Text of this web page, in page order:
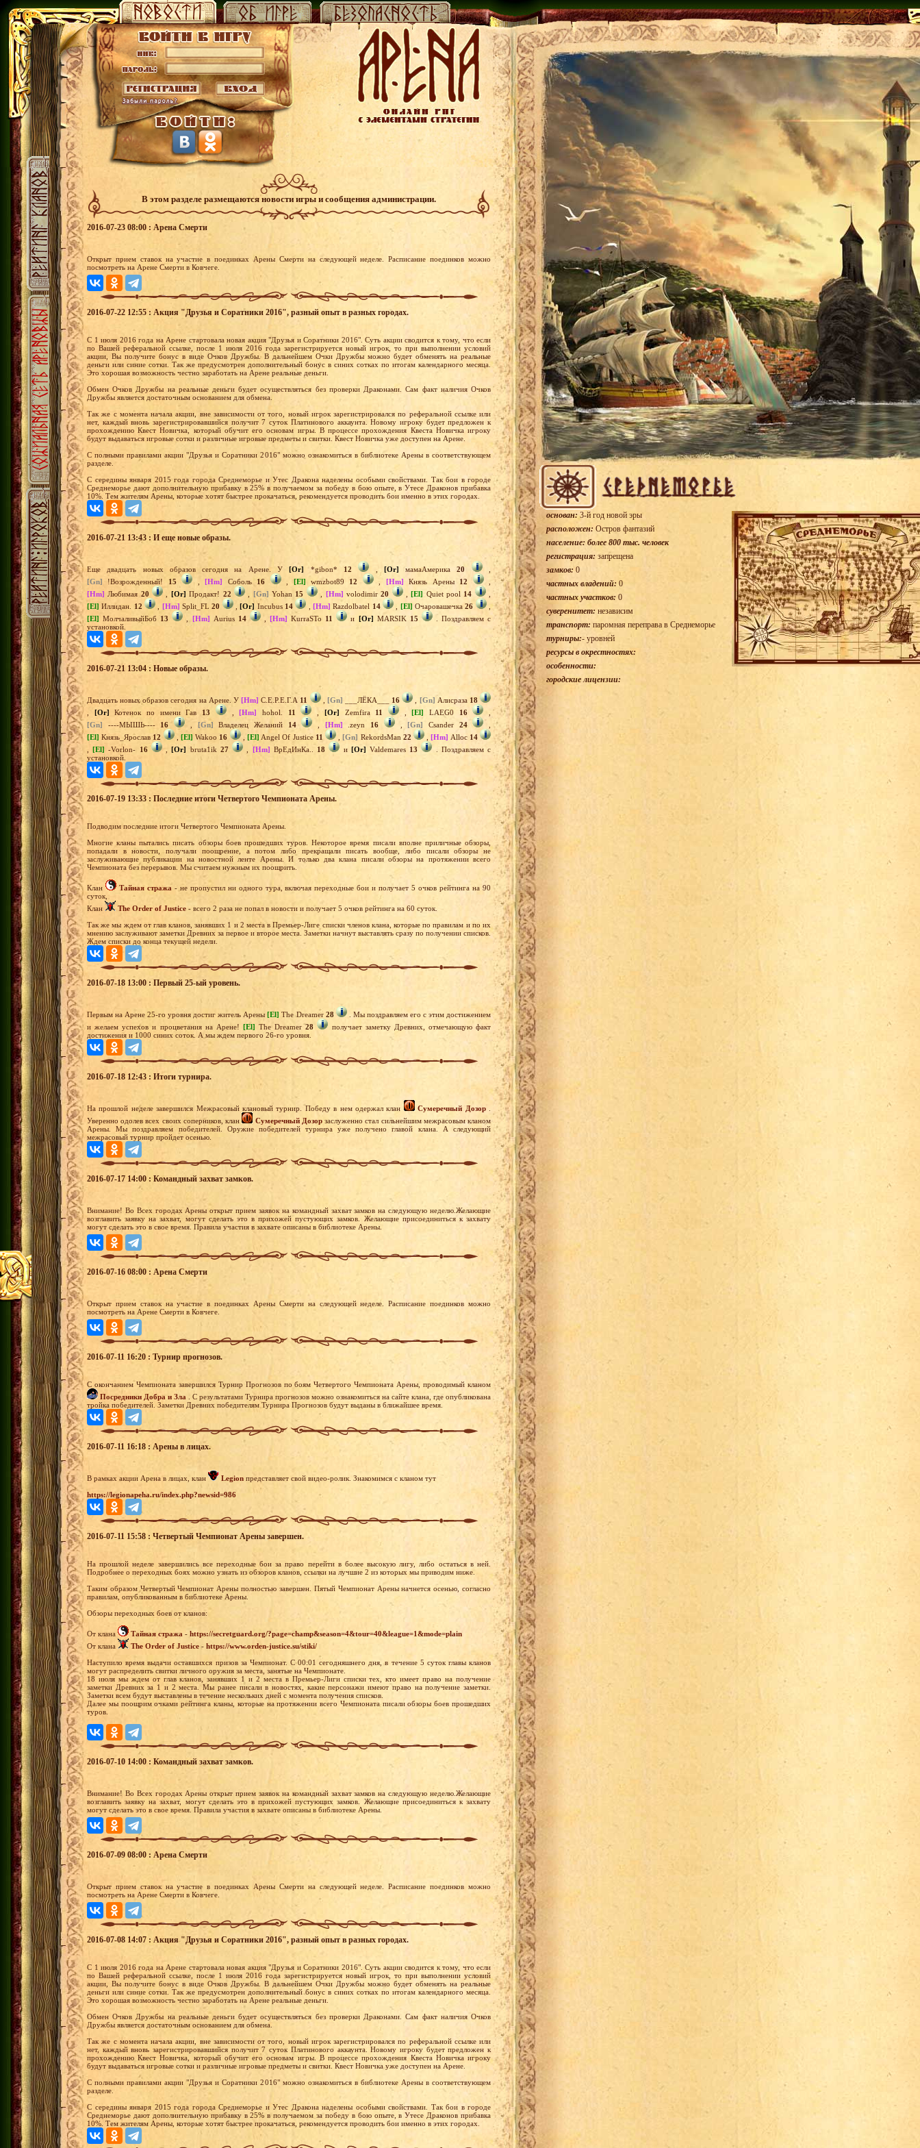
В этом разделе размещаются новости игры и сообщения администрации.
2016-07-23 08:00 : Арена Смерти
Открыт прием ставок на участие в поединках Арены Смерти на следующей неделе. Расписание поединков можно
посмотреть на Арене Смерти в Ковчеге.
2016-07-22 12:55 : Акция "Друзья и Соратники 2016", разный опыт в разных городах.
С 1 июля 2016 года на Арене стартовала новая акция "Друзья и Соратники 2016". Суть акции сводится к тому, что если
по Вашей реферальной ссылке, после 1 июля 2016 года зарегистрируется новый игрок, то при выполнении условий
акции, Вы получите бонус в виде Очков Дружбы. В дальнейшем Очки Дружбы можно будет обменять на реальные
деньги или синие сотки. Так же предусмотрен дополнительный бонус в синих сотках по итогам календарного месяца.
Это хорошая возможность честно заработать на Арене реальные деньги.
Обмен Очков Дружбы на реальные деньги будет осуществляться без проверки Драконами. Сам факт наличия Очков
Дружбы является достаточным основанием для обмена.
Так же с момента начала акции, вне зависимости от того, новый игрок зарегистрировался по реферальной ссылке или
нет, каждый вновь зарегистрировавшийся получит 7 суток Платинового аккаунта. Новому игроку будет предложен к
прохождению Квест Новичка, который обучит его основам игры. В процессе прохождения Квеста Новичка игроку
будут выдаваться игровые сотки и различные игровые предметы и свитки. Квест Новичка уже доступен на Арене.
С полными правилами акции "Друзья и Соратники 2016" можно ознакомиться в библиотеке Арены в соответствующем
разделе.
С середины января 2015 года города Среднеморье и Утес Дракона наделены особыми свойствами. Так бои в городе
Среднеморье дают дополнительную прибавку в 25% в получаемом за победу в бою опыте, в Утесе Драконов прибавка
10%. Тем жителям Арены, которые хотят быстрее прокачаться, рекомендуется проводить бои именно в этих городах.
2016-07-21 13:43 : И еще новые образы.
Еще двадцать новых образов сегодня на Арене. У[Or] *gibon* 12 [Or] мамаАмерика20
,
[Gn] !Возрожденный! 15 ,[Hm] Соболь 16 , [El] wmzbot89 12 , [Hm] Князь Арены 12
,
[Hm] Любимая 20 [Or] Продакт! 22 , [Gn] Yohan 15 , [Hm] volodimir20 ,[El] Quiet pool 14
,
[El] Иллидан. 12 [Hm] Split_FL20 ,[Or] Incubus 14 ,[Hm] Razdolbatel 14 [El] Очаровашечка26
,
[El] МолчаливыйБоб 13 [Hm] Aurius 14 ,[Hm] KurraSTo 11 и [Or] MARSIK 15
. Поздравляем с
установкой.
2016-07-21 13:04 : Новые образы.
Двадцать новых образов сегодня на Арене. У[Hm] С.Е.Р.Е.Г.А 11 , [Gn] ___ЛЁКА___ 16 [Gn] Алисраза 18
[Or] Котенок по имени Гав 13 ,[Hm] hohol. 11 ,[Or] Zemfira 11 ,[El] LAEG0 16
[Gn] ----МЫШЬ---- 16 [Gn] Владелец Желаний 14 [Hm] .zeyn 16 ,[Gn] Csander 24
[El] Князь_Ярослав 12 ,[El] Wakoo 16 ,[El] Angel Of Justice 11 ,[Gn] RekordsMan 22 ,[Hm] Alloc 14
,[El] -Vorlon- 16 ,[Or] bruta1ik 27 [Hm] ВрЕдИнКа.. 18 и [Or] Valdemares 13
. Поздравляем с
установкой.
2016-07-19 13:33 : Последние итоги Четвертого Чемпионата Арены.
Подводим последние итоги Четвертого Чемпионата Арены.
Многие кланы пытались писать обзоры боев прошедших туров. Некоторое время писали вполне приличные обзоры,
попадали в новости, получали поощрение, а потом либо прекращали писать вообще, либо писали обзоры не
заслуживающие публикации на новостной ленте Арены. И только два клана писали обзоры на протяжении всего
Чемпионата без перерывов. Мы считаем нужным их поощрить.
Клан Тайная стража- не пропустил ни одного тура, включая переходные бои и получает 5 очков рейтинга на 90
суток,
Клан
The Order of Justice - всего 2 раза не попал в новости и получает 5 очков рейтинга на 60 суток.
Так же мы ждем от глав кланов, занявших 1 и 2 места в Премьер-Лиге списки членов клана, которые по правилам и по их
мнению заслуживают заметки Древних за первое и второе места. Заметки начнут выставлять сразу по получении списков.
Ждем списки до конца текущей недели.
2016-07-18 13:00 : Первый 25-ый уровень.
Первым на Арене 25-го уровня достиг житель Арены [El] The Dreamer 28
. Мы поздравляем его с этим достижением
и желаем успехов и процветания на Арене!
[El] The Dreamer28
получает заметку Древних, отмечающую факт
достижения и 1000 синих соток. А мы ждем первого 26-го уровня.
2016-07-18 12:43 : Итоги турнира.
На прошлой неделе завершился Межрасовый клановый турнир. Победу в нем одержал клан Сумеречный Дозор.
Уверенно одолев всех своих соперников, клан
Сумеречный Дозорзаслуженно стал сильнейшим межрасовым кланом
Арены. Мы поздравляем победителей. Оружие победителей турнира уже получено главой клана. А следующий
межрасовый турнир пройдет осенью.
2016-07-17 14:00 : Командный захват замков.
Внимание! Во Всех городах Арены открыт прием заявок на командный захват замков на следующую неделю.Желающие
возглавить заявку на захват, могут сделать это в прихожей пустующих замков. Желающие присоединиться к захвату
могут сделать это в свое время. Правила участия в захвате описаны в библиотеке Арены.
2016-07-16 08:00 : Арена Смерти
Открыт прием ставок на участие в поединках Арены Смерти на следующей неделе. Расписание поединков можно
посмотреть на Арене Смерти в Ковчеге.
2016-07-11 16:20 : Турнир прогнозов.
С окончанием Чемпионата завершился Турнир Прогнозов по боям Четвертого Чемпионата Арены, проводимый кланом
Посредники Добра и Зла . С результатами Турнира прогнозов можно ознакомиться на сайте клана, где опубликована
тройка победителей. Заметки Древних победителям Турнира Прогнозов будут выданы в ближайшее время.
2016-07-11 16:18 : Арены в лицах.
В рамках акции Арена в лицах, клан Legion представляет свой видео-ролик. Знакомимся с кланом тут
https://legionapeha.ru/index.php?newsid=986
2016-07-11 15:58 : Четвертый Чемпионат Арены завершен.
На прошлой неделе завершились все переходные бои за право перейти в более высокую лигу, либо остаться в ней.
Подробнее о переходных боях можно узнать из обзоров кланов, ссылки на лучшие 2 из которых мы приводим ниже.
Таким образом Четвертый Чемпионат Арены полностью завершен. Пятый Чемпионат Арены начнется осенью, согласно
правилам, опубликованным в библиотеке Арены.
Обзоры переходных боев от кланов:
От клана Тайная стража - https://secretguard.org/?page=champ&season=4&tour=40&league=1&mode=plain
От клана
The Order of Justice - https://www.orden-justice.su/stiki/
Наступило время выдачи оставшихся призов за Чемпионат. С 00:01 сегодняшнего дня, в течение 5 суток главы кланов
могут распределить свитки личного оружия за места, занятые на Чемпионате.
18 июля мы ждем от глав кланов, занявших 1 и 2 места в Премьер-Лиги списки тех, кто имеет право на получение
заметки Древних за 1 и 2 места. Мы ранее писали в новостях, какие персонажи имеют право на получение заметки.
Заметки всем будут выставлены в течение нескольких дней с момента получения списков.
Далее мы поощрим очками рейтинга кланы, которые на протяжении всего Чемпионата писали обзоры боев прошедших
туров.
2016-07-10 14:00 : Командный захват замков.
Внимание! Во Всех городах Арены открыт прием заявок на командный захват замков на следующую неделю.Желающие
возглавить заявку на захват, могут сделать это в прихожей пустующих замков. Желающие присоединиться к захвату
могут сделать это в свое время. Правила участия в захвате описаны в библиотеке Арены.
2016-07-09 08:00 : Арена Смерти
Открыт прием ставок на участие в поединках Арены Смерти на следующей неделе. Расписание поединков можно
посмотреть на Арене Смерти в Ковчеге.
2016-07-08 14:07 : Акция "Друзья и Соратники 2016", разный опыт в разных городах.
С 1 июля 2016 года на Арене стартовала новая акция "Друзья и Соратники 2016". Суть акции сводится к тому, что если
по Вашей реферальной ссылке, после 1 июля 2016 года зарегистрируется новый игрок, то при выполнении условий
акции, Вы получите бонус в виде Очков Дружбы. В дальнейшем Очки Дружбы можно будет обменять на реальные
деньги или синие сотки. Так же предусмотрен дополнительный бонус в синих сотках по итогам календарного месяца.
Это хорошая возможность честно заработать на Арене реальные деньги.
Обмен Очков Дружбы на реальные деньги будет осуществляться без проверки Драконами. Сам факт наличия Очков
Дружбы является достаточным основанием для обмена.
Так же с момента начала акции, вне зависимости от того, новый игрок зарегистрировался по реферальной ссылке или
нет, каждый вновь зарегистрировавшийся получит 7 суток Платинового аккаунта. Новому игроку будет предложен к
прохождению Квест Новичка, который обучит его основам игры. В процессе прохождения Квеста Новичка игроку
будут выдаваться игровые сотки и различные игровые предметы и свитки. Квест Новичка уже доступен на Арене.
С полными правилами акции "Друзья и Соратники 2016" можно ознакомиться в библиотеке Арены в соответствующем
разделе.
С середины января 2015 года города Среднеморье и Утес Дракона наделены особыми свойствами. Так бои в городе
Среднеморье дают дополнительную прибавку в 25% в получаемом за победу в бою опыте, в Утесе Драконов прибавка
10%. Тем жителям Арены, которые хотят быстрее прокачаться, рекомендуется проводить бои именно в этих городах.
основан:3-й год новой эры
расположен: Остров фантазий
население: более 800 тыс. человек
регистрация: запрещена
замков: 0
частных владений: 0
частных участков: 0
суверенитет: независим
транспорт: паромная переправа в Среднеморье
турниры:- уровней
ресурсы в окрестностях:
особенности:
городские лицензии: